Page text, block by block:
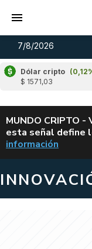
7/8/2026
Dólar cripto
$ 1571,03
(-2,47%)
MUNDO CRIPTO
esta señal define
información